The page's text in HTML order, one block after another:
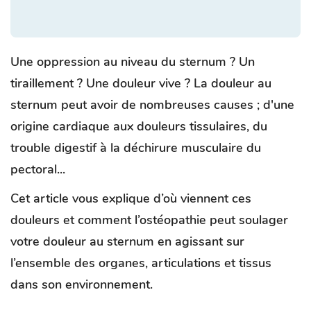
Une oppression au niveau du sternum ? Un
tiraillement ? Une douleur vive ? La douleur au
sternum peut avoir de nombreuses causes ; d'une
origine cardiaque aux douleurs tissulaires, du
trouble digestif à la déchirure musculaire du
pectoral...
Cet article vous explique d’où viennent ces
douleurs et comment l’ostéopathie peut soulager
votre douleur au sternum en agissant sur
l’ensemble des organes, articulations et tissus
dans son environnement.